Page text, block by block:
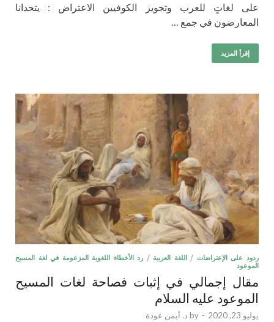
على لغاتٍ للعرب وتجويز الكوفيين الاعتراض : يتحدانا
المعارضون في جمع …
إقرأ المزيد
ردود على الإعتراضات / اللغة العربية/ رد الأخطاء اللغوية المزعومة في لغة المسيح
الموعود
مقال إجمالي في إثبات فصاحة لغات المسيح
الموعود عليه السلام
يوليو 23, 2020 -
by د. أيمن عودة